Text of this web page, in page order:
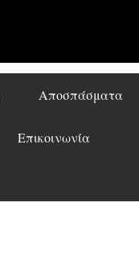
Αποσπάσματα
Επικοινωνία